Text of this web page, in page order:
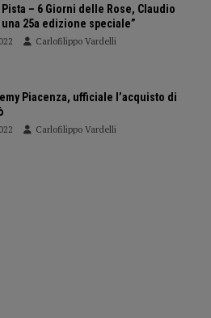
– 6 Giorni delle Rose, Claudio
una 25a edizione speciale”
Carlofilippo Vardelli
Piacenza, ufficiale l’acquisto di
Carlofilippo Vardelli